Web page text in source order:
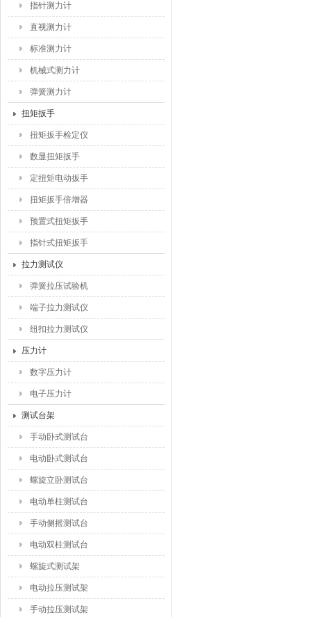
指针测力计
直视测力计
标准测力计
机械式测力计
弹簧测力计
扭矩扳手
扭矩扳手检定仪
数显扭矩扳手
定扭矩电动扳手
扭矩扳手倍增器
预置式扭矩扳手
指针式扭矩扳手
拉力测试仪
弹簧拉压试验机
端子拉力测试仪
纽扣拉力测试仪
压力计
数字压力计
电子压力计
测试台架
手动卧式测试台
电动卧式测试台
螺旋立卧测试台
电动单柱测试台
手动侧摇测试台
电动双柱测试台
螺旋式测试架
电动拉压测试架
手动拉压测试架